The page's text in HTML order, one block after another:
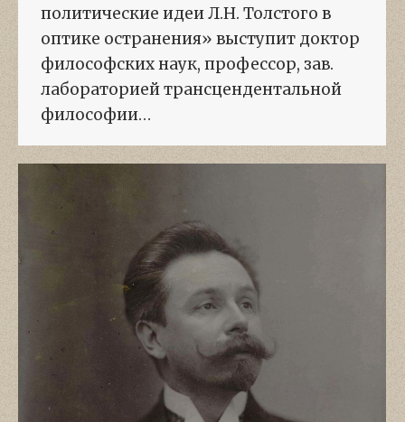
политические идеи Л.Н. Толстого в
оптике остранения» выступит доктор
философских наук, профессор, зав.
лабораторией трансцендентальной
философии…